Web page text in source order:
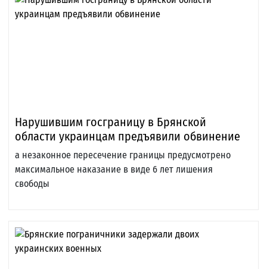
Нарушившим госграницу в Брянской
области украинцам предъявили обвинение
а незаконное пересечение границы предусмотрено
максимальное наказание в виде 6 лет лишения
свободы